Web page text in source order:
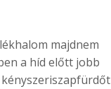
majdnem
a híd előtt jobb